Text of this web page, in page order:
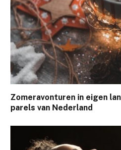
Zomeravonturen in eigen
parels van Nederland